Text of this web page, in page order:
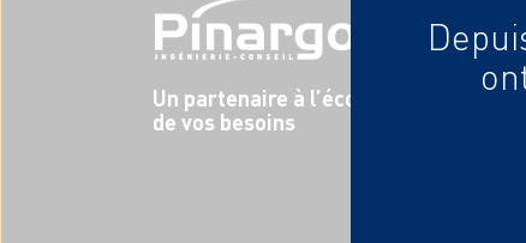
Un partenaire à l’écoute
de vos besoins